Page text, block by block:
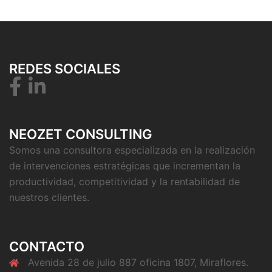
REDES SOCIALES
NEOZET CONSULTING
Somos una consultora especializada en la realización
de intervenciones estratégicas que incrementan la
productividad, competitividad y la rentabilidad de
nuestros clientes.
CONTACTO
Avenida 28 de julio 887 oficina 1807, Miraflores.